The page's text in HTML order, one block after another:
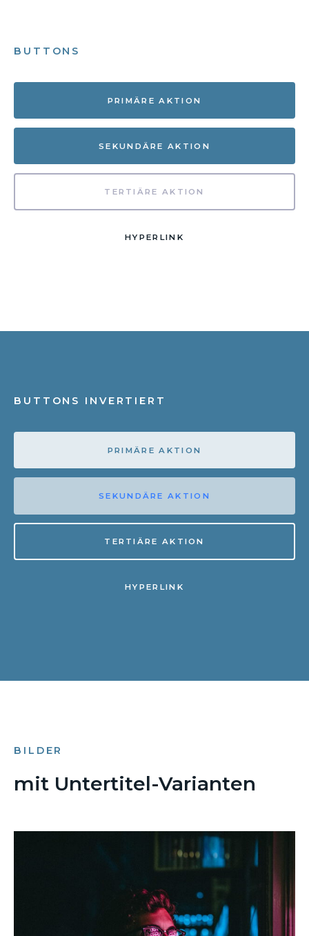
BUTTONS
PRIMÄRE AKTION
SEKUNDÄRE AKTION
TERTIÄRE AKTION
HYPERLINK
BUTTONS INVERTIERT
PRIMÄRE AKTION
SEKUNDÄRE AKTION
TERTIÄRE AKTION
HYPERLINK
BILDER
mit Untertitel-Varianten